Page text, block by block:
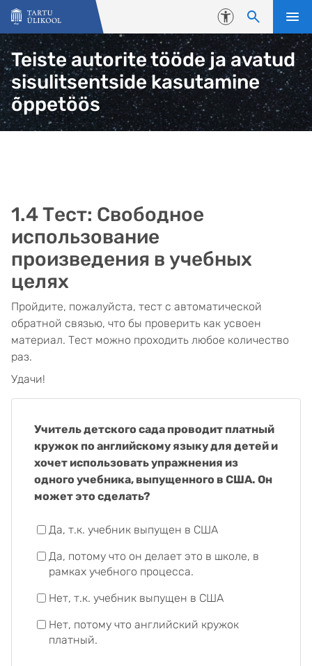
Liigu edasi põhisisu juurde
Juurdepääsetavus
Teiste autorite tööde ja avatud
sisulitsentside kasutamine
õppetöös
1.4 Тест: Свободное
использование
произведения в учебных
целях
Пройдите, пожалуйста, тест с автоматической
обратной связью, что бы проверить как усвоен
материал. Тест можно проходить любое количество
раз.
Удачи!
Учитель детского сада проводит платный
кружок по английскому языку для детей и
хочет использовать упражнения из
одного учебника, выпущенного в США. Он
может это сделать?
Да, т.к. учебник выпущен в США
Да, потому что он делает это в школе, в
рамках учебного процесса.
Нет, т.к. учебник выпущен в США
Нет, потому что английский кружок
платный.